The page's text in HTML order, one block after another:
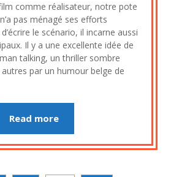
7
août
2023
comme réalisateur, notre pote
pas ménagé ses efforts
le scénario, il incarne aussi
Il y a une excellente idée de
talking, un thriller sombre
par un humour belge de
Read more